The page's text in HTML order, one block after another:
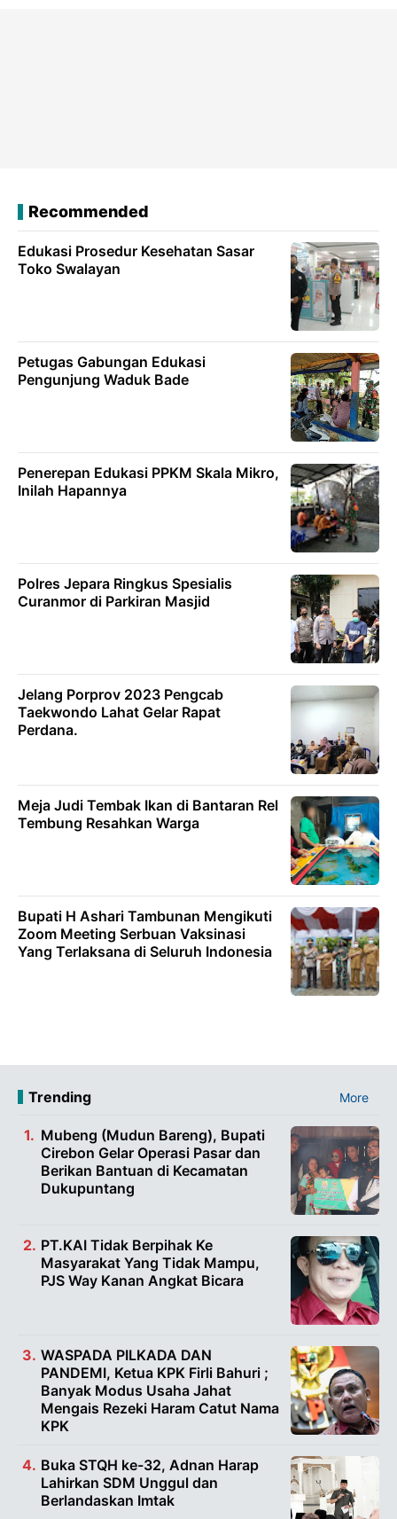
Recommended
Edukasi Prosedur Kesehatan Sasar
Toko Swalayan
Petugas Gabungan Edukasi
Pengunjung Waduk Bade
Penerepan Edukasi PPKM Skala Mikro,
Inilah Hapannya
Polres Jepara Ringkus Spesialis
Curanmor di Parkiran Masjid
Jelang Porprov 2023 Pengcab
Taekwondo Lahat Gelar Rapat
Perdana.
Meja Judi Tembak Ikan di Bantaran Rel
Tembung Resahkan Warga
Bupati H Ashari Tambunan Mengikuti
Zoom Meeting Serbuan Vaksinasi
Yang Terlaksana di Seluruh Indonesia
Trending More
Mubeng (Mudun Bareng), Bupati
Cirebon Gelar Operasi Pasar dan
Berikan Bantuan di Kecamatan
Dukupuntang
PT.KAI Tidak Berpihak Ke
Masyarakat Yang Tidak Mampu,
PJS Way Kanan Angkat Bicara
WASPADA PILKADA DAN
PANDEMI, Ketua KPK Firli Bahuri ;
Banyak Modus Usaha Jahat
Mengais Rezeki Haram Catut Nama
KPK
Buka STQH ke-32, Adnan Harap
Lahirkan SDM Unggul dan
Berlandaskan Imtak